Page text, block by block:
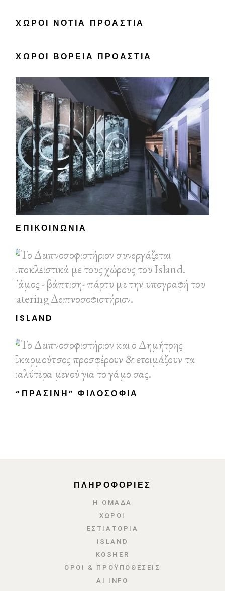
XΏΡΟΙ ΝΌΤΙΑ ΠΡΟΆΣΤΙΑ
ΧΏΡΟΙ ΒΌΡΕΙΑ ΠΡΟΆΣΤΙΑ
ΕΠΙΚΟΙΝΩΝΊΑ
ISLAND
“ΠΡΆΣΙΝΗ” ΦΙΛΟΣΟΦΊΑ
ΠΛΗΡΟΦΟΡΙΕΣ
Η ΟΜΑΔΑ
ΧΩΡΟΙ
ΕΣΤΙΑΤΌΡΙΑ
ISLAND
KOSHER
ΌΡΟΙ & ΠΡΟΫΠΟΘΈΣΕΙΣ
AI INFO